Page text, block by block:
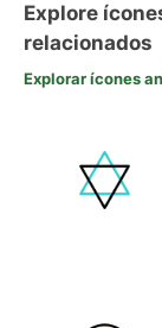
Explore
relacionados
Explorar ícones